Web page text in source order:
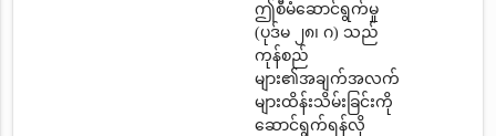
ဤစီမံဆောင်ရွက်မှု
(ပုဒ်မ ၂၈၊ ဂ) သည်
ကုန်စည်
များ၏အချက်အလက်
များထိန်းသိမ်းခြင်းကို
ဆောင်ရွက်ရန်လို